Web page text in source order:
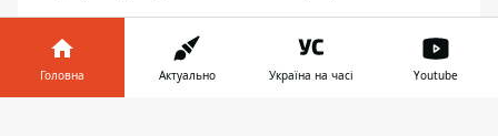
Головна Актуально Україна на часі Youtube